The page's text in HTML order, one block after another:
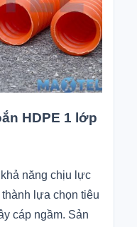
HDPE 1 lớp
năng chịu lực
lựa chọn tiêu
cáp ngầm. Sản